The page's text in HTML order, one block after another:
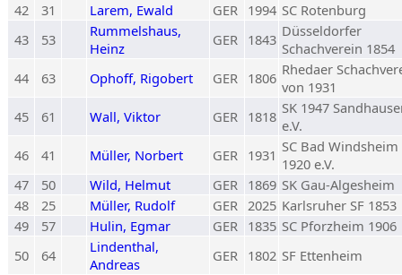
42
31 Larem, Ewald GER 1994 SC Rotenburg
43
53
Rummelshaus,
Heinz
GER 1843 Düsseldorfer
Schachverein 1854
44
63 Ophoff, Rigobert GER 1806 Rhedaer
von 1931
45
61 Wall, Viktor GER 1818 SK 1947
e.V.
46
41 Müller, Norbert GER 1931 SC Bad Windsheim
1920 e.V.
47
50 Wild, Helmut GER 1869 SK Gau-Algesheim
48
25 Müller, Rudolf GER 2025 Karlsruher SF 1853
49
57 Hulin, Egmar GER 1835 SC Pforzheim 1906
50
64
Lindenthal,
Andreas
GER 1802 SF Ettenheim